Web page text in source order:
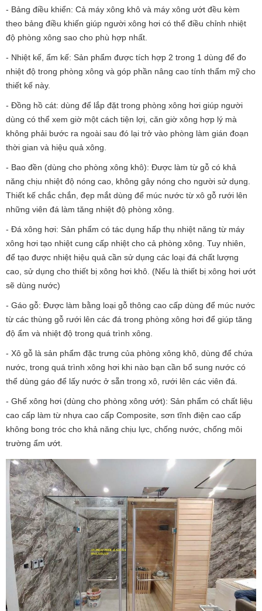
- Bảng điều khiển: Cả máy xông khô và máy xông ướt đều kèm
theo bảng điều khiến giúp người xông hơi có thể điều chỉnh nhiệt
độ phòng xông sao cho phù hợp nhất.
- Nhiệt kế, ẩm kế: Sản phẩm được tích hợp 2 trong 1 dùng để đo
nhiệt độ trong phòng xông và góp phần nâng cao tính thẩm mỹ cho
thiết kế này.
- Đồng hồ cát: dùng để lắp đặt trong phòng xông hơi giúp người
dùng có thể xem giờ một cách tiện lợị, căn giờ xông hợp lý mà
không phải bước ra ngoài sau đó lại trở vào phòng làm gián đoạn
thời gian và hiệu quả xông.
- Bao đền (dùng cho phòng xông khô): Được làm từ gỗ có khả
năng chịu nhiệt độ nóng cao, không gây nóng cho người sử dụng.
Thiết kế chắc chắn, đẹp mắt dùng để múc nước từ xô gỗ rưới lên
những viên đá làm tăng nhiệt độ phòng xông.
- Đá xông hơi: Sản phẩm có tác dụng hấp thụ nhiệt năng từ máy
xông hơi tạo nhiệt cung cấp nhiệt cho cả phòng xông. Tuy nhiên,
để tạo được nhiệt hiệu quả cần sử dụng các loại đá chất lượng
cao, sử dụng cho thiết bị xông hơi khô. (Nếu là thiết bị xông hơi ướt
sẽ dùng nước)
- Gáo gỗ: Được làm bằng loại gỗ thông cao cấp dùng để múc nước
từ các thùng gỗ rưới lên các đá trong phòng xông hơi để giúp tăng
độ ẩm và nhiệt độ trong quá trình xông.
- Xô gỗ là sản phẩm đặc trưng của phòng xông khô, dùng để chứa
nước, trong quá trình xông hơi khi nào bạn cần bổ sung nước có
thể dùng gáo để lấy nước ở sẵn trong xô, rưới lên các viên đá.
- Ghế xông hơi (dùng cho phòng xông ướt): Sản phẩm có chất liệu
cao cấp làm từ nhựa cao cấp Composite, sơn tĩnh điện cao cấp
không bong tróc cho khả năng chịu lực, chống nước, chống môi
trường ẩm ướt.